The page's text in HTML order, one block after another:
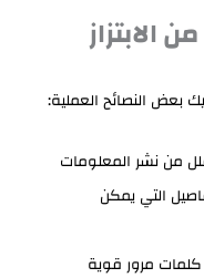
الابتزاز
بعض النصائح العملية:
من نشر المعلومات
التي يمكن
مرور قوية